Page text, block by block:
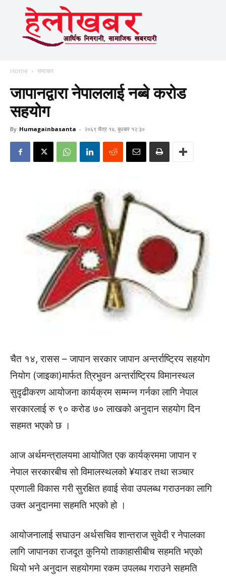
Home समाचार
जापानद्वारा नेपाललाई नब्बे करोड
सहयोग
By Humagainbasanta - २०६९ चैत्र १४, बुधबार १२:३०
चैत १४, रासस – जापान सरकार जापान अन्तर्राष्ट्रिय सहयोग
नियोग (जाइका)मार्फत त्रिभुवन अन्तर्राष्ट्रिय विमानस्थल
सुदृढीकरण आयोजना कार्यक्रम सम्मन्न गर्नका लागि नेपाल
सरकारलाई रु ९० करोड ७० लाखको अनुदान सहयोग दिन
सहमत भएको छ ।
आज अर्थमन्त्रालयमा आयोजित एक कार्यक्रममा जापान र
नेपाल सरकारबीच सो विमालस्थलको ¥याडर तथा सञ्चार
प्रणाली विकास गरी सुरक्षित हवाई सेवा उपलब्ध गराउनका लागि
उक्त अनुदानमा सहमति भएको हो ।
आयोजनालाई सघाउन अर्थसचिव शान्तराज सुवेदी र नेपालका
लागि जापानका राजदूत कुनियो ताकाहासीबीच सहमति भएको
थियो भने अनुदान सहयोगमा रकम उपलब्ध गराउने सहमति